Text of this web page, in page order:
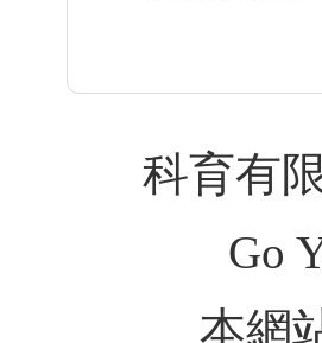
科育有
Go
本網